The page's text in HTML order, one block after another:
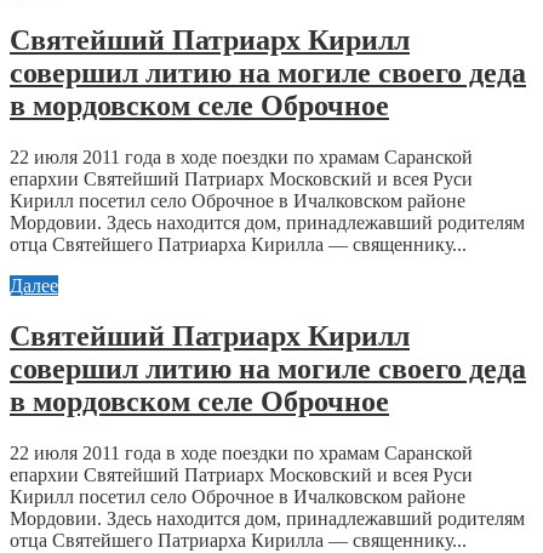
Святейший Патриарх Кирилл
совершил литию на могиле своего деда
в мордовском селе Оброчное
22 июля 2011 года в ходе поездки по храмам Саранской
епархии Святейший Патриарх Московский и всея Руси
Кирилл посетил село Оброчное в Ичалковском районе
Мордовии. Здесь находится дом, принадлежавший родителям
отца Святейшего Патриарха Кирилла — священнику...
Далее
Святейший Патриарх Кирилл
совершил литию на могиле своего деда
в мордовском селе Оброчное
22 июля 2011 года в ходе поездки по храмам Саранской
епархии Святейший Патриарх Московский и всея Руси
Кирилл посетил село Оброчное в Ичалковском районе
Мордовии. Здесь находится дом, принадлежавший родителям
отца Святейшего Патриарха Кирилла — священнику...